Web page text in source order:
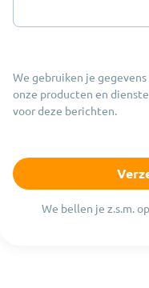
We gebruiken je
onze producten en
voor deze berichten.
We bellen je z.s.m.